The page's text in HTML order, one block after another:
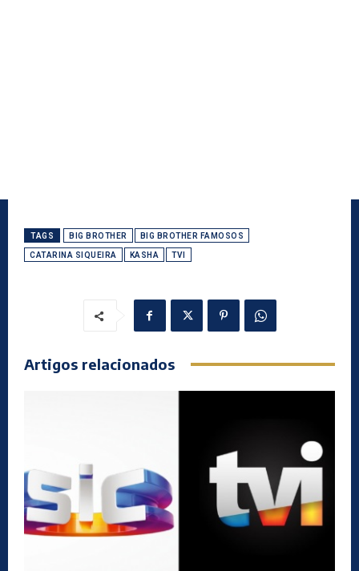
TAGS BIG BROTHER BIG BROTHER FAMOSOS
CATARINA SIQUEIRA KASHA TVI
Artigos relacionados